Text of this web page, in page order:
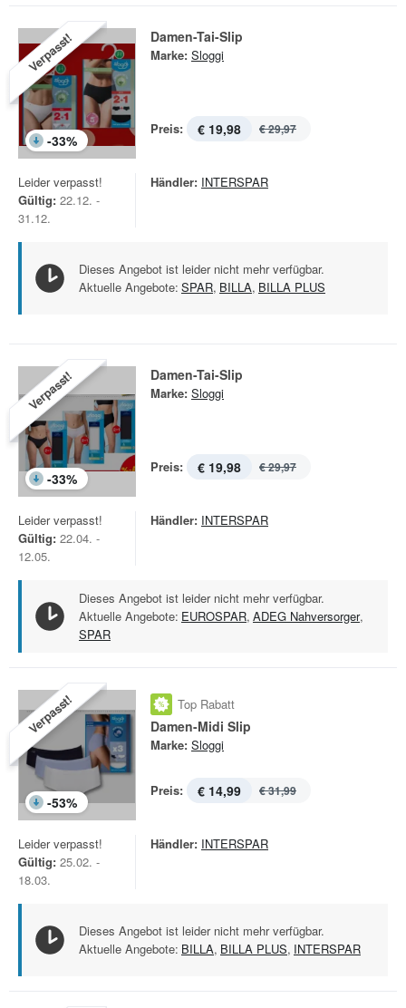
Verpasst!
-33%
Damen-Tai-Slip
Marke: Sloggi
Preis: € 19,98 € 29,97
Leider verpasst!
Gültig: 22.12. -
31.12.
Händler: INTERSPAR
Dieses Angebot ist leider nicht mehr verfügbar.
Aktuelle Angebote: SPAR, BILLA, BILLA PLUS
Verpasst!
-33%
Damen-Tai-Slip
Marke: Sloggi
Preis: € 19,98 € 29,97
Leider verpasst!
Gültig: 22.04. -
12.05.
Händler: INTERSPAR
Dieses Angebot ist leider nicht mehr verfügbar.
Aktuelle Angebote: EUROSPAR, ADEG Nahversorger,
SPAR
Verpasst!
-53%
Top Rabatt
Damen-Midi Slip
Marke: Sloggi
Preis: € 14,99 € 31,99
Leider verpasst!
Gültig: 25.02. -
18.03.
Händler: INTERSPAR
Dieses Angebot ist leider nicht mehr verfügbar.
Aktuelle Angebote: BILLA, BILLA PLUS, INTERSPAR